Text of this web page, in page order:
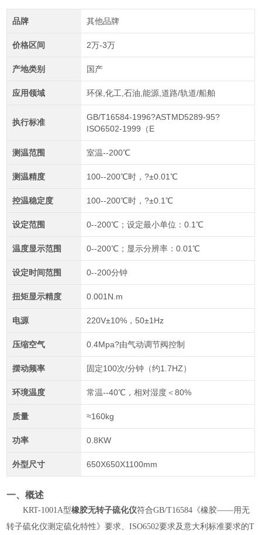
品牌 其他品牌
价格区间 2万-3万
产地类别 国产
应用领域 环保,化工,石油,能源,道路/轨道/船舶
执行标准
GB/T16584-1996?ASTMD5289-95?
ISO6502-1999（E
测温范围 室温--200℃
测温精度 100--200℃时，?±0.01℃
控温稳定度 100--200℃时，?±0.1℃
设定范围 0--200℃；设定最小单位：0.1℃
温度显示范围 0--200℃；显示分辨率：0.01℃
设定时间范围 0--200分钟
扭矩显示精度 0.001N.m
电源 220V±10%，50±1Hz
压缩空气 0.4Mpa?由气动调节阀控制
摆动频率 固定100次/分钟（约1.7HZ）
环境温度 常温--40℃，相对湿度＜80%
质量 ≈160kg
功率 0.8KW
外型尺寸 650X650X1100mm
一、概述
KRT-1001A型橡胶无转子硫化仪符合GB/T16584 《橡胶——用无
转子硫化仪测定硫化特性》要求、ISO6502要求及意大利标准要求的T